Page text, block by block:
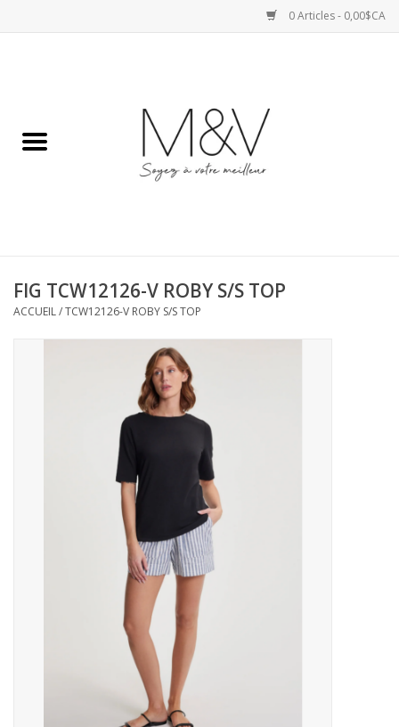
0 Articles - 0,00$CA
SPORTS
BAS
ACCESSOIRES
MAILLOTS DE BAIN
FIG TCW12126-V ROBY S/S TOP
ACCUEIL/TCW12126-V ROBY S/S TOP